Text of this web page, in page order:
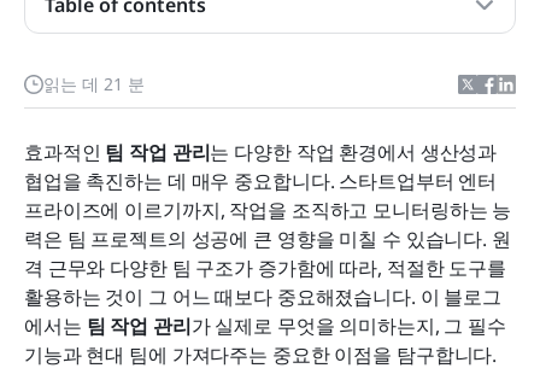
읽는 데 21 분
효과적인 팀 작업 관리는 다양한 작업 환경에서 생산성과
협업을 촉진하는 데 매우 중요합니다. 스타트업부터 엔터
프라이즈에 이르기까지, 작업을 조직하고 모니터링하는 능
력은 팀 프로젝트의 성공에 큰 영향을 미칠 수 있습니다. 원
격 근무와 다양한 팀 구조가 증가함에 따라, 적절한 도구를
활용하는 것이 그 어느 때보다 중요해졌습니다. 이 블로그
에서는 팀 작업 관리가 실제로 무엇을 의미하는지, 그 필수
기능과 현대 팀에 가져다주는 중요한 이점을 탐구합니다.
팀 작업 관리는 무엇인가요?
팀 작업 관리 소프트웨어의 이점
한눈에 보는 최고의 팀 작업 관리 소프트웨어
8가지 최고의 팀 작업 관리 소프트웨어 2026년
비즈니스에 적합한 팀 작업 관리 도구 선택 방법
자주 묻는 질문
결론